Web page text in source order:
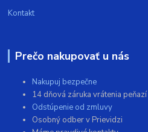
Kontakt
Prečo nakupovať u nás
Nakupuj bezpečne
14 dňová záruka vrátenia peňazí
Odstúpenie od zmluvy
Osobný odber v Prievidzi